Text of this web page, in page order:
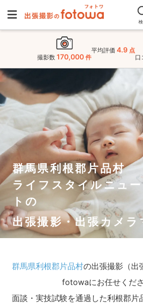
撮影数 170,000 件
平均評価 4.9 点
口
群馬県利根郡片品村
ライフスタイルニュ
トの
出張撮影・出張カメラ
群馬県利根郡片品村の出張撮影（出
fotowaにお任せくださ
面談・実技試験を通過した利根郡片